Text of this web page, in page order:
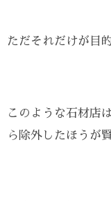
ただそれだけが目
このような石材店
ら除外したほうが